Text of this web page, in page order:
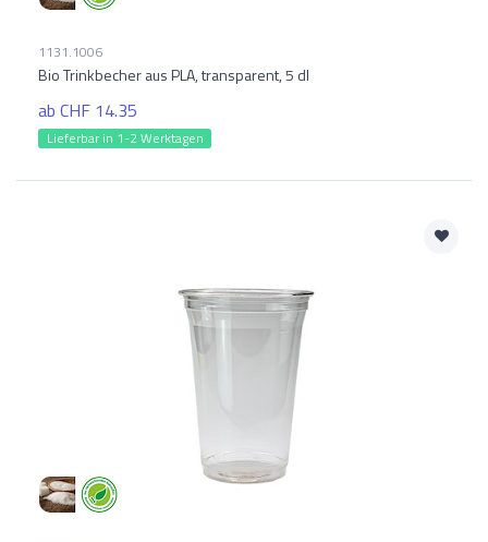
1131.1006
Bio Trinkbecher aus PLA, transparent, 5 dl
ab CHF 14.35
Lieferbar in 1-2 Werktagen